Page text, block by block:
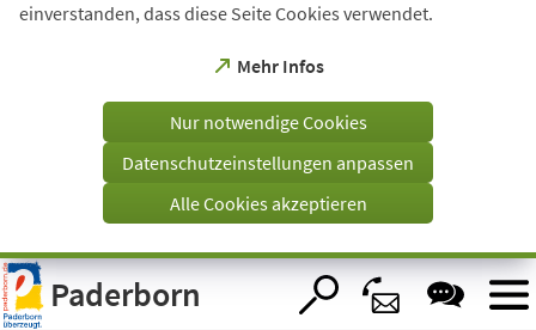
Visuelle
Assistenzsoftware
öffnen.
einverstanden, dass diese Seite Cookies verwendet.
Mehr Infos
(Öffnet
einem
Tab)
Nur notwendige Cookies
Datenschutzeinstellungen anpassen
Alle Cookies akzeptieren
Paderborn